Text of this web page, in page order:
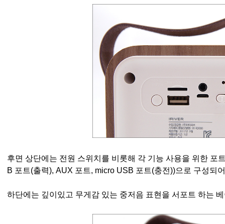
후면 상단에는 전원 스위치를 비롯해 각 기능 사용을 위한 포
B 포트(출력), AUX 포트, micro USB 포트(충전))으로 구성되
하단에는 깊이있고 무게감 있는 중저음 표현을 서포트 하는